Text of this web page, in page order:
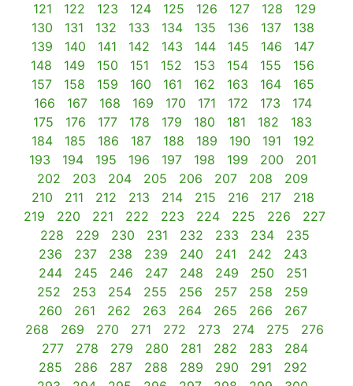
121
122 123 124 125 126 127 128
129
130
131 132 133 134 135 136 137
138
139
140 141 142 143 144 145 146
147
148
149 150 151 152 153 154 155
156
157
158 159 160 161 162 163 164
165
166
167 168 169 170 171 172 173
174
175
176 177 178 179 180 181 182
183
184
185 186 187 188 189 190 191
192
193
194 195 196 197 198 199 200
201
202
203 204 205 206 207 208
209
210
211 212 213 214 215 216 217
218
219
220 221 222 223 224 225 226
227
228
229 230 231 232 233 234
235
236
237 238 239 240 241 242
243
244
245 246 247 248 249 250
251
252
253 254 255 256 257 258
259
260
261 262 263 264 265 266
267
268
269 270 271 272 273 274 275
276
277
278 279 280 281 282 283
284
285
286 287 288 289 290 291
292